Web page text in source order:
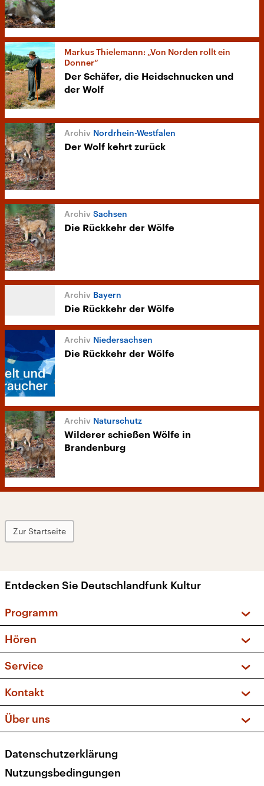
Markus Thielemann: „Von Norden rollt ein
Donner“
Der Schäfer, die Heidschnucken und
der Wolf
Nordrhein-Westfalen
Der Wolf kehrt zurück
Sachsen
Die Rückkehr der Wölfe
Bayern
Die Rückkehr der Wölfe
Niedersachsen
Die Rückkehr der Wölfe
Naturschutz
Wilderer schießen Wölfe in
Brandenburg
Zur Startseite
Entdecken Sie Deutschlandfunk Kultur
Programm
Sendungen und Podcasts
Musikliste
Kakadu – Das Kinderprogramm
Hören
Frequenzen (UKW + DAB+)
Service
FAQ
Apps
Newsletter
Kontakt
Social Media
Über uns
Presse
Karriere
Datenschutzerklärung
Nutzungsbedingungen